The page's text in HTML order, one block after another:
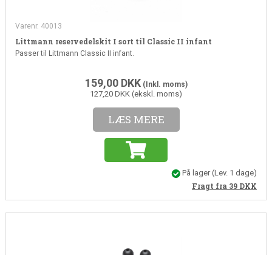
Varenr. 40013
Littmann reservedelskit I sort til Classic II infant
Passer til Littmann Classic II infant.
159,00 DKK(Inkl. moms)
127,20 DKK (ekskl. moms)
LÆS MERE
På lager(Lev. 1 dage)
Fragt fra 39 DKK